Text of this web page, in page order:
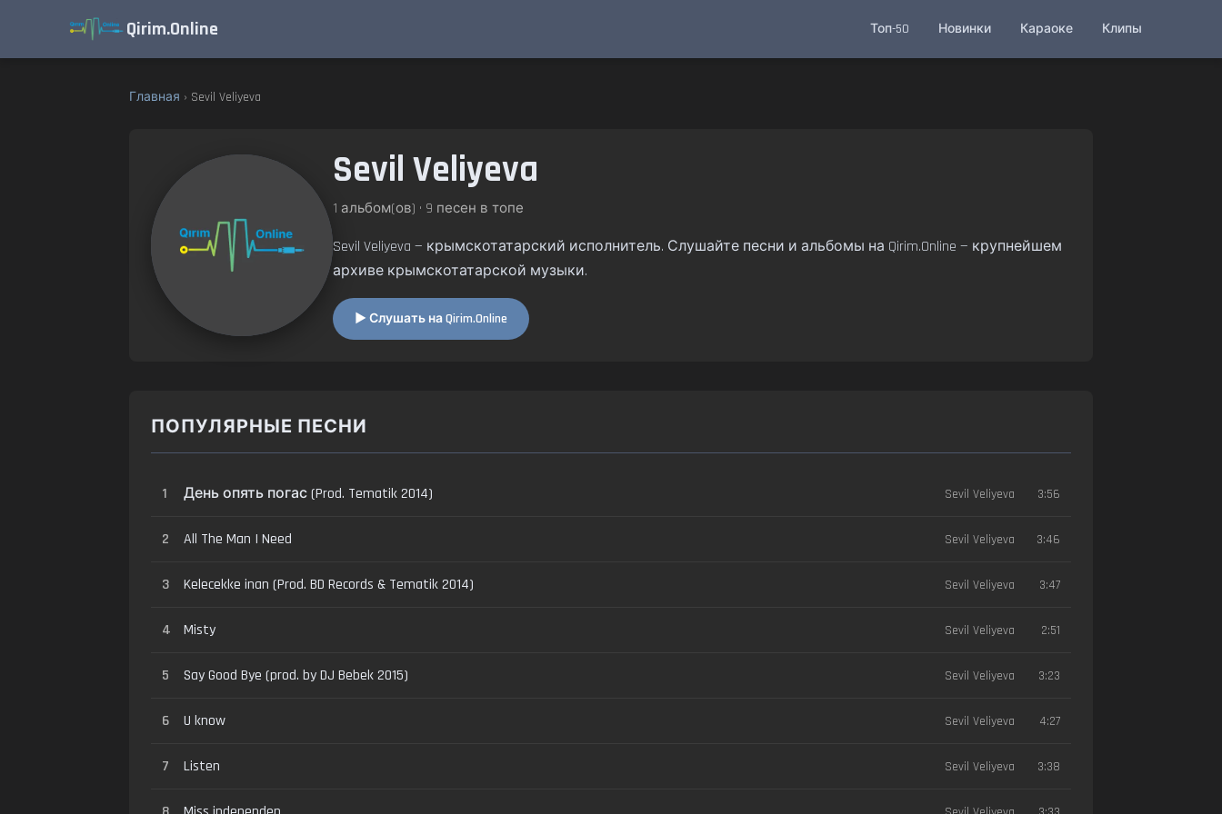
Qirim.Online Топ-50 Новинки Караоке Клипы
Главная › Sevil Veliyeva
Sevil Veliyeva
1 альбом(ов) • 9 песен в топе
Sevil Veliyeva — крымскотатарский исполнитель. Слушайте песни и альбомы на Qirim.Online — крупнейшем
архиве крымскотатарской музыки.
▶ Слушать на Qirim.Online
ПОПУЛЯРНЫЕ ПЕСНИ
1 День опять погас (Prod. Tematik 2014) Sevil Veliyeva 3:56
2 All The Man I Need Sevil Veliyeva 3:46
3 Kelecekke inan (Prod. BD Records & Tematik 2014) Sevil Veliyeva 3:47
4 Misty Sevil Veliyeva 2:51
5 Say Good Bye (prod. by DJ Bebek 2015) Sevil Veliyeva 3:23
6 U know Sevil Veliyeva 4:27
7 Listen Sevil Veliyeva 3:38